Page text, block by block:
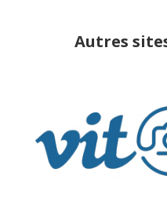
Autres